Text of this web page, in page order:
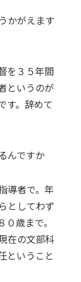
かがえます
を３５年間
というのが
す。辞めて
んですか
導者で。年
としてわず
歳まで。
在の文部科
ということ